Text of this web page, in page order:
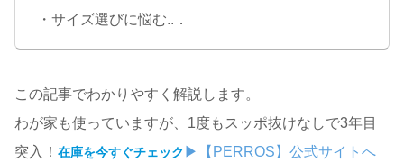
・サイズ選びに悩む..．
この記事でわかりやすく解説します。
わが家も使っていますが、1度もスッポ抜けなしで3年目
突入！ 在庫を今すぐチェック ▶【PERROS】公式サイトへ